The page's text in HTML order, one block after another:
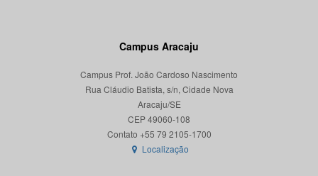
Campus Aracaju
Campus Prof. João Cardoso Nascimento
Rua Cláudio Batista, s/n, Cidade Nova
Aracaju/SE
CEP 49060-108
Localização